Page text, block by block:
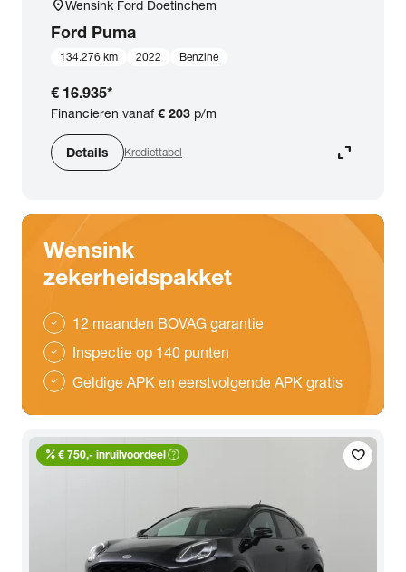
location_onWensink Ford Doetinchem
Ford Puma
134.276 km 2022 Benzine
€ 16.935*
Financieren vanaf€ 203 p/m
Details Krediettabel expand_content
Wensink
zekerheidspakket
check 12 maanden BOVAG garantie
check Inspectie op 140 punten
check Geldige APK en eerstvolgende APK gratis
favorite
percent € 750,- inruilvoordeelhelp_outline